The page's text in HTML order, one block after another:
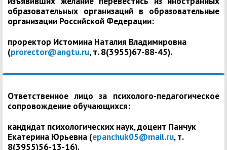
образовательных организаций в образовательные
организации Российской Федерации:
проректор Истомина Наталия Владимировна
(prorector@angtu.ru, т. 8(3955)67-88-45).
Ответственное лицо за психолого-педагогическое
сопровождение обучающихся:
кандидат психологических наук, доцент Панчук
Екатерина Юрьевна (epanchuk05@mail.ru, т.
8(3955)56-13-16).